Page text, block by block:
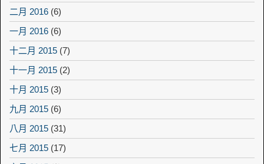
二月 2016 (6)
一月 2016 (6)
十二月 2015 (7)
十一月 2015 (2)
十月 2015 (3)
九月 2015 (6)
八月 2015 (31)
七月 2015 (17)